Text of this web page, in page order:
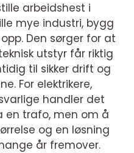
arbeidshest i
mye industri, bygg
Den sørger for at
utstyr får riktig
til sikker drift og
For elektrikere,
handler det
en trafo, men om å
og en løsning
år fremover.